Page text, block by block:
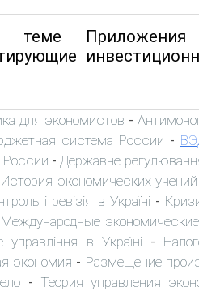
Приложения
для экономистов -
система России -
России - Державне
История экономических учений
і ревізія в Україні -
Международные
в Україні -
экономия - Размещение
- Теория управления